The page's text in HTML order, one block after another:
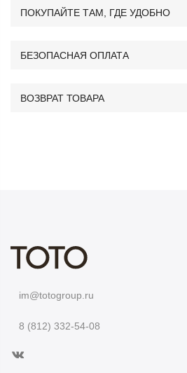
ПОКУПАЙТЕ ТАМ, ГДЕ УДОБНО
БЕЗОПАСНАЯ ОПЛАТА
ВОЗВРАТ ТОВАРА
im@totogroup.ru
8 (812) 332-54-08